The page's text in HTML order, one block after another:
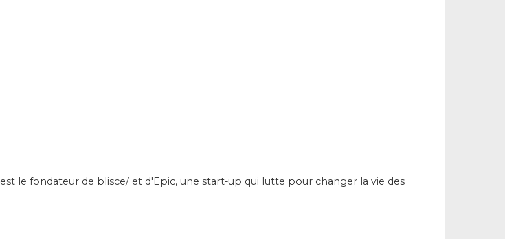
est le fondateur de blisce/ et d'Epic, une start-up qui lutte pour changer la vie des